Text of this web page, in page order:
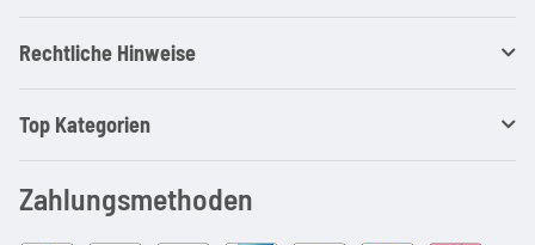
Rechtliche Hinweise
Top Kategorien
Zahlungsmethoden